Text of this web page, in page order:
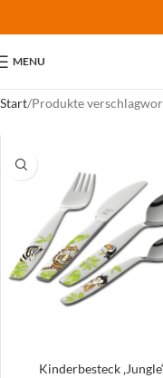
MENU
Start Produkte
Kinderbesteck ‚Jungle‘